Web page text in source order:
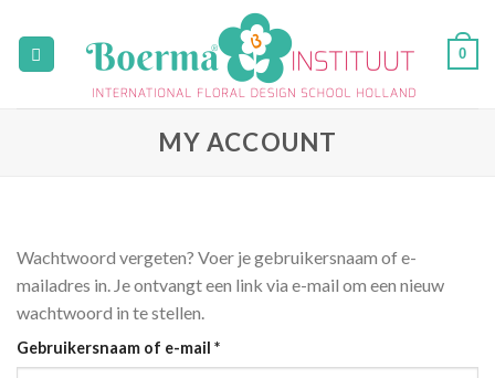
content
0
MY ACCOUNT
Wachtwoord vergeten? Voer je gebruikersnaam of e-
mailadres in. Je ontvangt een link via e-mail om een nieuw
wachtwoord in te stellen.
Gebruikersnaam of e-mail *Vereist